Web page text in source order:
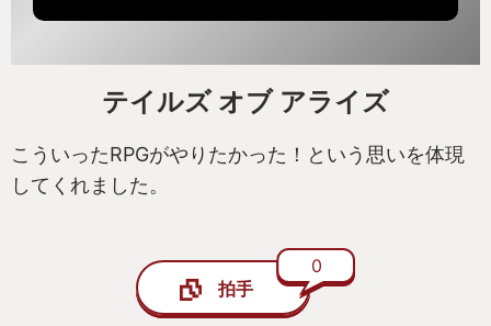
テイルズ オブ アライズ
こういったRPGがやりたかった！という思いを体現
してくれました。
拍手
0